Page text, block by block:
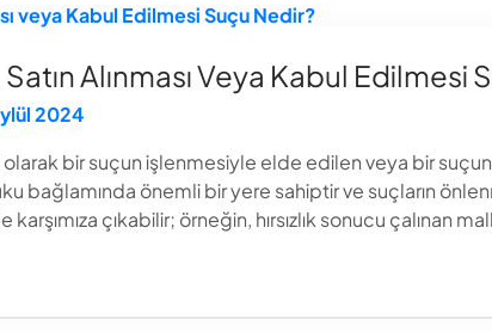
Satın Alınması Veya Kabul Edilmesi
2024
olarak bir suçun işlenmesiyle elde edilen veya bir
bağlamında önemli bir yere sahiptir ve suçların
çıkabilir; örneğin, hırsızlık sonucu çalınan